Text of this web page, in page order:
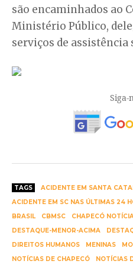
são encaminhados ao
Ministério Público,
serviços de assistência
Siga-
TAGS ACIDENTE EM SANTA
ACIDENTE EM SC NAS ÚLTIMAS 24
BRASIL
CBMSC CHAPECÓ
DESTAQUE-MENOR-ACIMA
DIREITOS HUMANOS
MENINAS
NOTÍCIAS DE CHAPECÓ
NOTÍCIAS